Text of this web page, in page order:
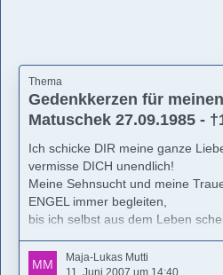
Thema
Gedenkkerzen für
Matuschek 27.09.1985 -
Ich schicke DIR meine ganze
vermisse DICH unendlich!
Meine Sehnsucht und meine
ENGEL immer begleiten,
bis ich selbst aus dem Leben
Maja-Lukas Mutti
11. Juni 2007 um 14:40